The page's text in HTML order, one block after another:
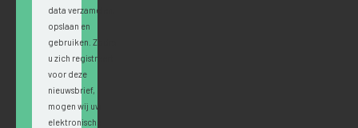
data verzamelen,
opslaan en
gebruiken. Zodra
u zich registreert
voor deze
nieuwsbrief,
mogen wij uw
elektronische